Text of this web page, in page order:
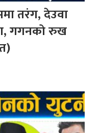
तरंग, देउवा
गगनको रुख